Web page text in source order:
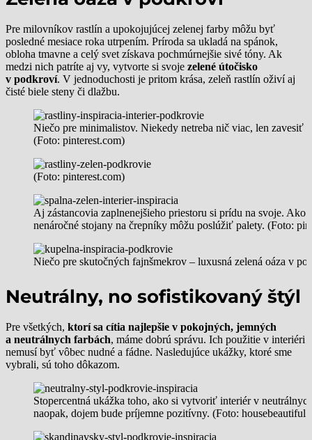
Pre milovníkov rastlín a upokojujúcej zelenej farby môžu byť
posledné mesiace roka utrpením. Príroda sa ukladá na spánok,
obloha tmavne a celý svet získava pochmúrnejšie sivé tóny. Ak
medzi nich patríte aj vy, vytvorte si svoje zelené útočisko
v podkroví. V jednoduchosti je pritom krása, zeleň rastlín oživí aj
čisté biele steny či dlažbu.
Niečo pre minimalistov. Niekedy netreba nič viac, len zavesiť
(Foto: pinterest.com)
(Foto: pinterest.com)
Aj zástancovia zaplnenejšieho priestoru si prídu na svoje. Ako
nenáročné stojany na črepníky môžu poslúžiť palety. (Foto:
Niečo pre skutočných fajnšmekrov – luxusná zelená oáza v
Neutrálny, no sofistikovaný štýl
Pre všetkých, ktorí sa cítia najlepšie v pokojných, jemných
a neutrálnych farbách, máme dobrú správu. Ich použitie v interiéri
nemusí byť vôbec nudné a fádne. Nasledujúce ukážky, ktoré sme
vybrali, sú toho dôkazom.
Stopercentná ukážka toho, ako si vytvoriť interiér v
naopak, dojem bude príjemne pozitívny. (Foto: